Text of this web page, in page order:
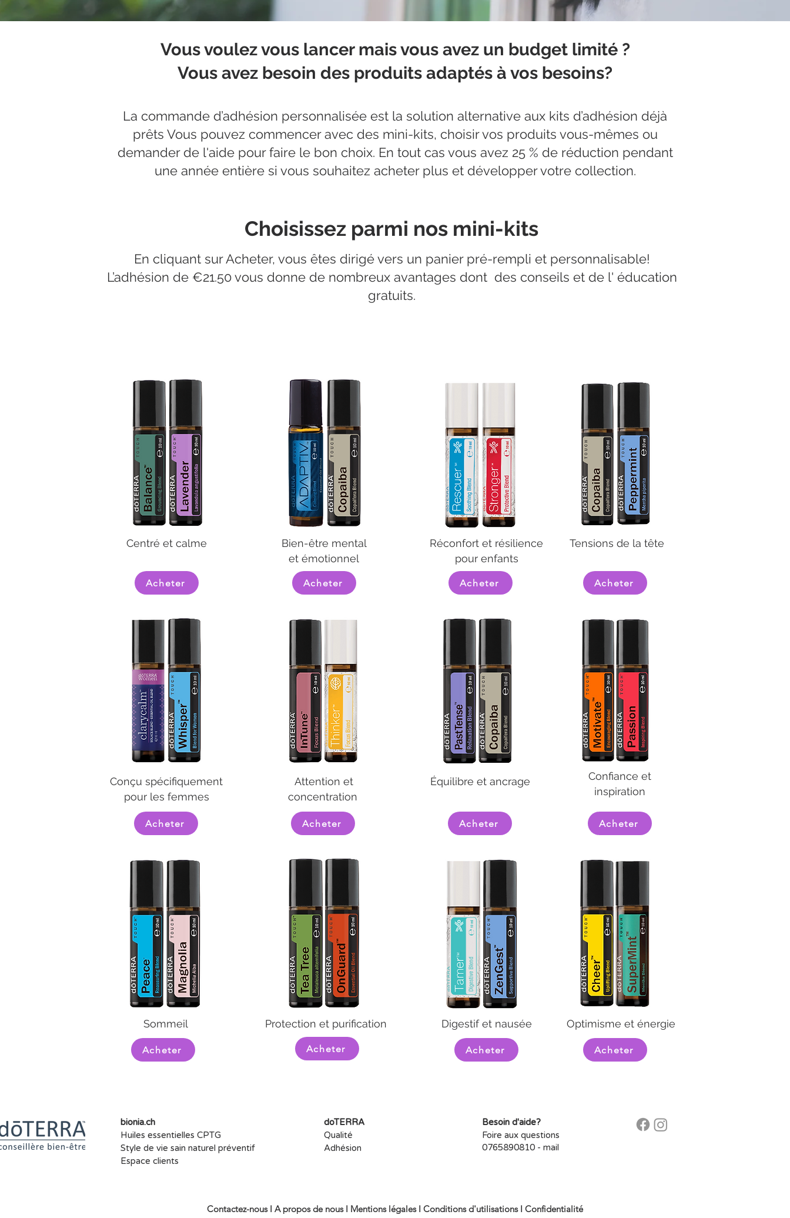
Vous voulez vous lancer mais vous avez un budget limité ?
Vous avez besoin des produits adaptés à vos besoins?
La commande d’adhésion personnalisée est la solution alternative aux kits d’adhésion déjà
prêts Vous pouvez commencer avec des mini-kits, choisir vos produits vous-mêmes ou
demander de l'aide pour faire le bon choix. En tout cas vous avez 25 % de réduction pendant
une année entière si vous souhaitez acheter plus et développer votre collection.
Choisissez parmi nos mini-kits
En cliquant sur Acheter, vous êtes dirigé vers un panier pré-rempli et personnalisable!
L’adhésion de €21.50 vous donne de nombreux avantages dont des conseils et de l' éducation
gratuits.
Centré et calme
Acheter
Conçu spécifiquement
pour les femmes
Acheter
Sommeil
Acheter
Bien-être mental
et émotionnel
Acheter
Réconfort et résilience
pour enfants
Acheter
Tensions de la tête
Acheter
Attention et
concentration
Acheter
Équilibre et ancrage
Confiance et
inspiration
Acheter Acheter
Protection et purification
Acheter
Digestif et nausée
Acheter
Optimisme et énergie
Acheter
bionia.ch
Huiles essentielles CPTG
Style de vie sain naturel préventif
Espace clients
doTERRA
Qualité
Adhésion
Besoin d'aide?
Foire aux questions
0765890810​ - mail
Contactez-nous I A propos de nous I Mentions légales I Conditions d'utilisations I Confidentialité